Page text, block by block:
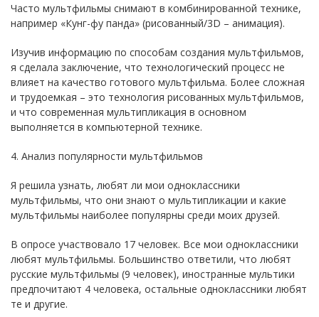
Часто мультфильмы снимают в комбинированной технике,
например «Кунг-фу панда» (рисованный/3D – анимация).
Изучив информацию по способам создания мультфильмов,
я сделала заключение, что технологический процесс не
влияет на качество готового мультфильма. Более сложная
и трудоемкая – это технология рисованных мультфильмов,
и что современная мультипликация в основном
выполняется в компьютерной технике.
4. Анализ популярности мультфильмов
Я решила узнать, любят ли мои одноклассники
мультфильмы, что они знают о мультипликации и какие
мультфильмы наиболее популярны среди моих друзей.
В опросе участвовало 17 человек. Все мои одноклассники
любят мультфильмы. Большинство ответили, что любят
русские мультфильмы (9 человек), иностранные мультики
предпочитают 4 человека, остальные одноклассники любят
те и другие.